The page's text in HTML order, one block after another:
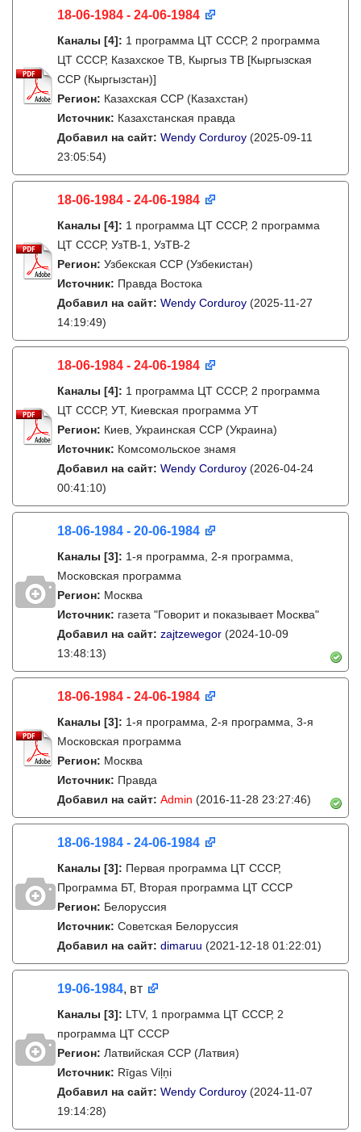
18-06-1984 - 24-06-1984
Каналы [4]: 1 программа ЦТ СССР, 2 программа
ЦТ СССР, Казахское ТВ, Кыргыз ТВ [Кыргызская
ССР (Кыргызстан)]
Регион: Казахская ССР (Казахстан)
Источник: Казахстанская правда
Добавил на сайт: Wendy Corduroy (2025-09-11
23:05:54)
18-06-1984 - 24-06-1984
Каналы [4]: 1 программа ЦТ СССР, 2 программа
ЦТ СССР, УзТВ-1, УзТВ-2
Регион: Узбекская ССР (Узбекистан)
Источник: Правда Востока
Добавил на сайт: Wendy Corduroy (2025-11-27
14:19:49)
18-06-1984 - 24-06-1984
Каналы [4]: 1 программа ЦТ СССР, 2 программа
ЦТ СССР, УТ, Киевская программа УТ
Регион: Киев, Украинская ССР (Украина)
Источник: Комсомольское знамя
Добавил на сайт: Wendy Corduroy (2026-04-24
00:41:10)
18-06-1984 - 20-06-1984
Каналы [3]: 1-я программа, 2-я программа,
Московская программа
Регион: Москва
Источник: газета "Говорит и показывает Москва"
Добавил на сайт: zajtzewegor (2024-10-09
13:48:13)
18-06-1984 - 24-06-1984
Каналы [3]: 1-я программа, 2-я программа, 3-я
Московская программа
Регион: Москва
Источник: Правда
Добавил на сайт: Admin (2016-11-28 23:27:46)
18-06-1984 - 24-06-1984
Каналы [3]: Первая программа ЦТ СССР,
Программа БТ, Вторая программа ЦТ СССР
Регион: Белоруссия
Источник: Советская Белоруссия
Добавил на сайт: dimaruu (2021-12-18 01:22:01)
19-06-1984, вт
Каналы [3]: LTV, 1 программа ЦТ СССР, 2
программа ЦТ СССР
Регион: Латвийская ССР (Латвия)
Источник: Rīgas Viļņi
Добавил на сайт: Wendy Corduroy (2024-11-07
19:14:28)